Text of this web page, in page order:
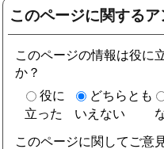
このページに関するア
このページの情報は役に
か？
役に
立った
どちらとも
いえない
このページに関してご意